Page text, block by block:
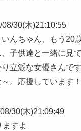
08/30(木)21:10:55
んちゃん、もう20
子供達と一緒に見
立派な女優さんで
。応援しています！
30(木)21:09:49
すよ